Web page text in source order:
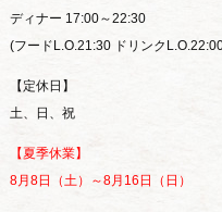
ディナー 17:00～22:30
(フードL.O.21:30 ドリンク
【定休日】
土、日、祝
【夏季休業】
8月8日（土）～8月16日（日）